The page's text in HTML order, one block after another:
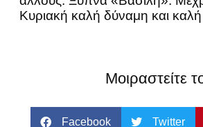
Κυριακή καλή δύναμη και καλή
Μοιραστείτε
Facebook Twitter